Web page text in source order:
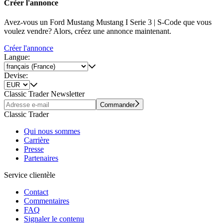
Créer l'annonce
Avez-vous un Ford Mustang Mustang I Serie 3 | S-Code que vous
voulez vendre? Alors, créez une annonce maintenant.
Créer l'annonce
Langue:
Devise:
Classic Trader Newsletter
Commander
Classic Trader
Qui nous sommes
Carrière
Presse
Partenaires
Service clientèle
Contact
Commentaires
FAQ
Signaler le contenu